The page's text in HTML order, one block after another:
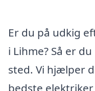
Er du på udkig
i Lihme? Så er
sted. Vi hjælper
bedste